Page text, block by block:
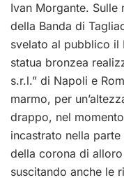
Ivan Morgante. Sulle
della Banda di
svelato al pubblico il
statua bronzea
s.r.l.” di Napoli e
marmo, per
drappo, nel
incastrato nella
della corona di
suscitando anche le